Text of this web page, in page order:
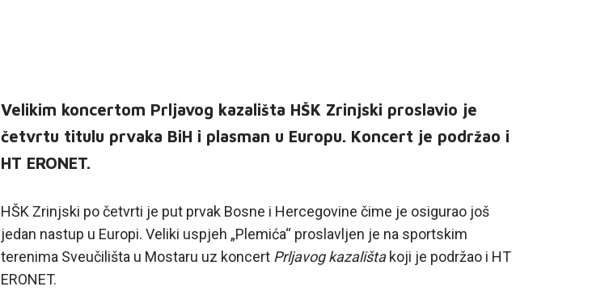
Velikim koncertom Prljavog kazališta HŠK Zrinjski proslavio je
četvrtu titulu prvaka BiH i plasman u Europu. Koncert je podržao i
HT ERONET.
HŠK Zrinjski po četvrti je put prvak Bosne i Hercegovine čime je osigurao još
jedan nastup u Europi. Veliki uspjeh „Plemića“ proslavljen je na sportskim
terenima Sveučilišta u Mostaru uz koncert Prljavog kazalištakoji je podržao i HT
ERONET.